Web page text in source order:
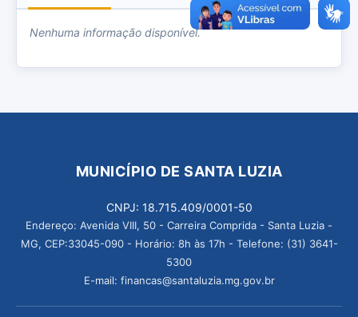
Nenhuma informação disponível.
MUNICÍPIO DE SANTA LUZIA
CNPJ: 18.715.409/0001-50
Endereço: Avenida VIII, 50 - Carreira Comprida - Santa Luzia -
MG, CEP:33045-090 - Horário: 8h às 17h - Telefone: (31) 3641-
5300
E-mail: financas@santaluzia.mg.gov.br